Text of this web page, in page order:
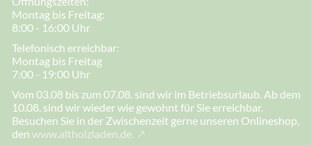
Montag bis Freitag:
8:00 - 16:00 Uhr
Telefonisch erreichbar:
Montag bis Freitag
7:00 - 19:00 Uhr
Vom 03.08 bis zum 07.08. sind wir im Betriebsurlaub. Ab dem
10.08. sind wir wieder wie gewohnt für Sie erreichbar.
Besuchen Sie in der Zwischenzeit gerne unseren Onlineshop,
den www.altholzladen.de.